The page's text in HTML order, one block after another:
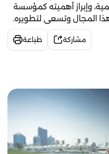
وإبراز أهميته كمؤسسة
المجال وتسعى لتطويره.
مشاركة طباعة